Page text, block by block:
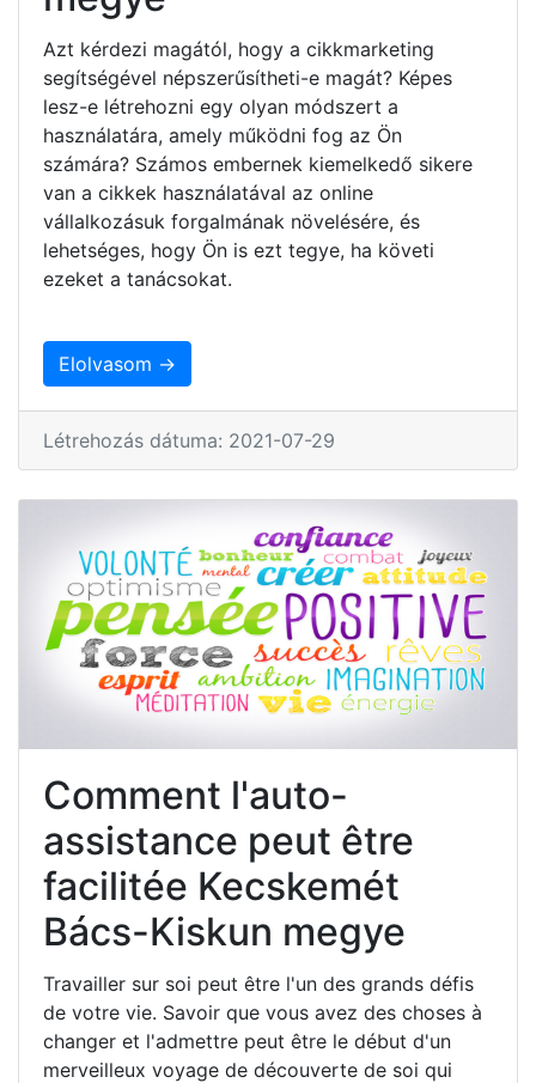
Azt kérdezi magától, hogy a cikkmarketing
segítségével népszerűsítheti-e magát? Képes
lesz-e létrehozni egy olyan módszert a
használatára, amely működni fog az Ön
számára? Számos embernek kiemelkedő sikere
van a cikkek használatával az online
vállalkozásuk forgalmának növelésére, és
lehetséges, hogy Ön is ezt tegye, ha követi
ezeket a tanácsokat.
Elolvasom →
Létrehozás dátuma: 2021-07-29
Comment l'auto-
assistance peut être
facilitée Kecskemét
Bács-Kiskun megye
Travailler sur soi peut être l'un des grands défis
de votre vie. Savoir que vous avez des choses à
changer et l'admettre peut être le début d'un
merveilleux voyage de découverte de soi qui